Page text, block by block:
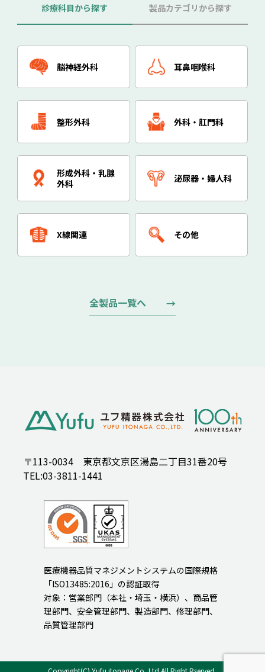
診療科目から探す 製品カテゴリから探す
脳神経外科 耳鼻咽喉科
整形外科 外科・肛門科
形成外科・乳腺
外科
泌尿器・婦人科
X線関連 その他
全製品一覧へ
〒113-0034 東京都文京区湯島二丁目31番20号
TEL:03-3811-1441
医療機器品質マネジメントシステムの国際規格
「ISO13485:2016」の認証取得
対象：営業部門（本社・埼玉・横浜）、商品管
理部門、安全管理部門、製造部門、修理部門、
品質管理部門